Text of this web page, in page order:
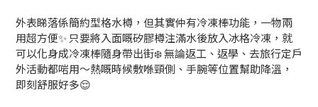
外表睇落係簡約型格水樽，但其實仲有冷凍棒功能，一物兩
用超方便✨ 只要將入面嘅矽膠樽注滿水後放入冰格冷凍，就
可以化身成冷凍棒隨身帶出街❄️ 無論返工、返學、去旅行定戶
外活動都啱用～熱嘅時候敷喺頸側、手腕等位置幫助降溫，
即刻舒服好多😌